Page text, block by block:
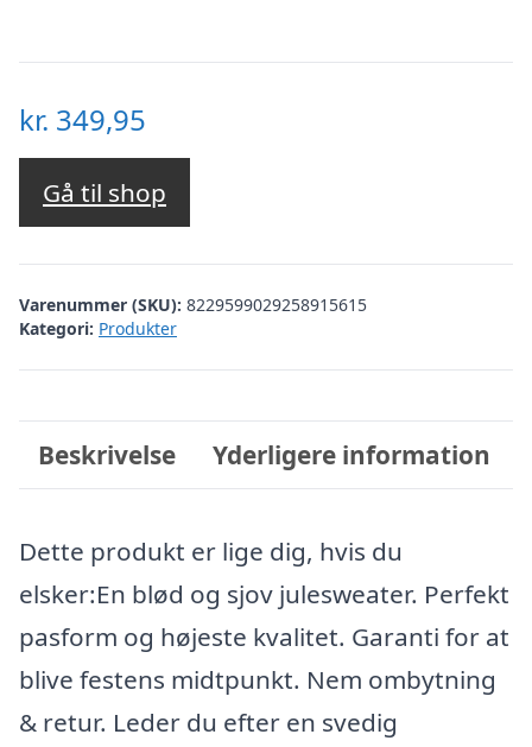
kr. 349,95
Gå til shop
Varenummer (SKU): 8229599029258915615
Kategori: Produkter
Beskrivelse Yderligere information
Dette produkt er lige dig, hvis du
elsker:En blød og sjov julesweater. Perfekt
pasform og højeste kvalitet. Garanti for at
blive festens midtpunkt. Nem ombytning
& retur. Leder du efter en svedig